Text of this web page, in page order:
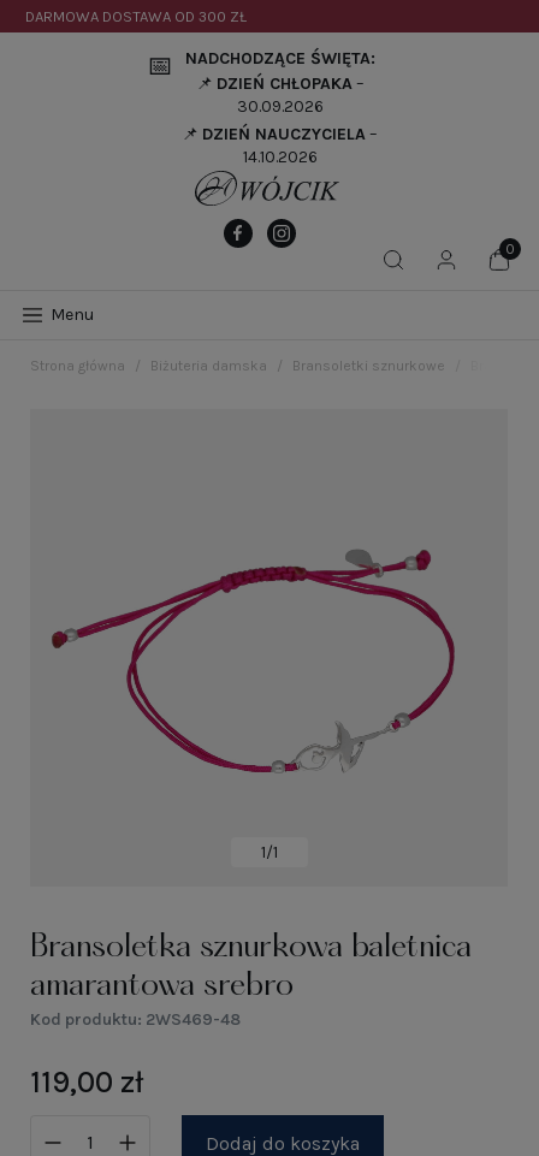
DARMOWA DOSTAWA OD 300 ZŁ
📅
NADCHODZĄCE ŚWIĘTA:
📌 DZIEŃ CHŁOPAKA–
30.09.2026
📌 DZIEŃ NAUCZYCIELA–
14.10.2026
Menu
Strona główna Biżuteria damska Bransoletki sznurkowe
1/1
Bransoletka sznurkowa baletnica
amarantowa srebro
Kod produktu: 2WS469-48
119,00 zł
Dodaj do koszyka